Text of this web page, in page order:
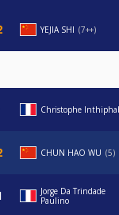
YEJIA SHI 7++
Christophe
CHUN HAO WU 5
Jorge Da Trindade
Paulino